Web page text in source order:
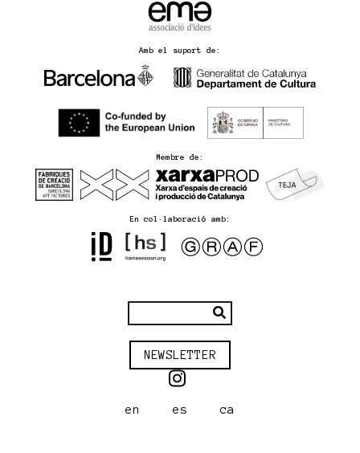
Amb el suport de:
Membre de:
En col·laboració amb:
NEWSLETTER
en es ca